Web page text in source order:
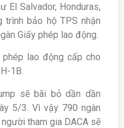
El Salvador, Honduras,
trình bảo hộ TPS nhận
Giấy phép lao động.
phép lao động cấp cho
1B.
sẽ bãi bỏ dần dần
5/3. Vì vậy 790 ngàn
tham gia DACA sẽ